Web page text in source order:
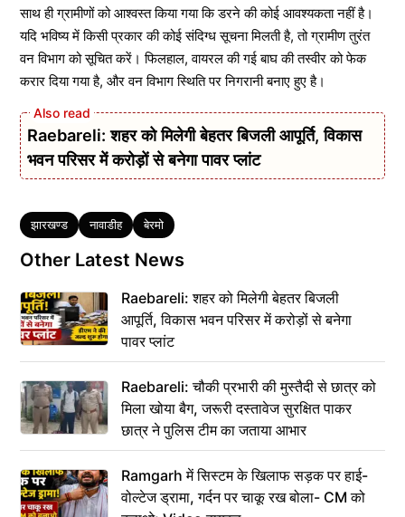
साथ ही ग्रामीणों को आश्वस्त किया गया कि डरने की कोई आवश्यकता नहीं है।
यदि भविष्य में किसी प्रकार की कोई संदिग्ध सूचना मिलती है, तो ग्रामीण तुरंत
वन विभाग को सूचित करें। फिलहाल, वायरल की गई बाघ की तस्वीर को फेक
करार दिया गया है, और वन विभाग स्थिति पर निगरानी बनाए हुए है।
Raebareli: शहर को मिलेगी बेहतर बिजली आपूर्ति, विकास
भवन परिसर में करोड़ों से बनेगा पावर प्लांट
Tags
झारखण्ड नावाडीह बेरमो
Other Latest News
Raebareli: शहर को मिलेगी बेहतर बिजली
आपूर्ति, विकास भवन परिसर में करोड़ों से बनेगा
पावर प्लांट
Raebareli: चौकी प्रभारी की मुस्तैदी से छात्र को
मिला खोया बैग, जरूरी दस्तावेज सुरक्षित पाकर
छात्र ने पुलिस टीम का जताया आभार
Ramgarh में सिस्टम के खिलाफ सड़क पर हाई-
वोल्टेज ड्रामा, गर्दन पर चाकू रख बोला- CM को